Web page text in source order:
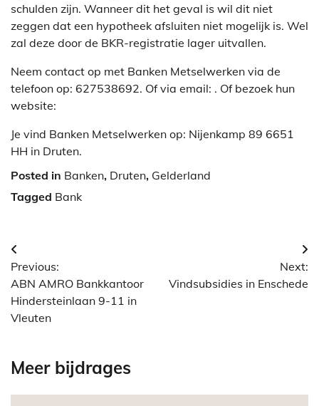
schulden zijn. Wanneer dit het geval is wil dit niet
zeggen dat een hypotheek afsluiten niet mogelijk is. Wel
zal deze door de BKR-registratie lager uitvallen.
Neem contact op met Banken Metselwerken via de
telefoon op: 627538692. Of via email: . Of bezoek hun
website:
Je vind Banken Metselwerken op: Nijenkamp 89 6651
HH in Druten.
Posted in Banken, Druten, Gelderland
Tagged Bank
Berichtnavigatie
Previous:
ABN AMRO Bankkantoor
Hindersteinlaan 9-11 in
Vleuten
Next:
Vindsubsidies in Enschede
Meer bijdrages